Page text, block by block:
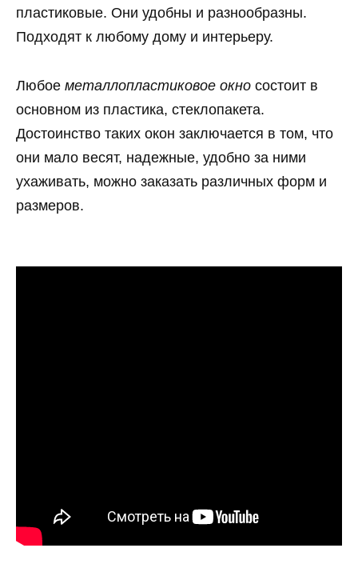
пластиковые. Они удобны и разнообразны.
Подходят к любому дому и интерьеру.
Любое металлопластиковое окно состоит в
основном из пластика, стеклопакета.
Достоинство таких окон заключается в том, что
они мало весят, надежные, удобно за ними
ухаживать, можно заказать различных форм и
размеров.